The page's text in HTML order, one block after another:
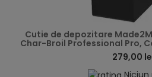
Cutie de depozitare
Char-Broil Professional Pro,
279,00
Niciun